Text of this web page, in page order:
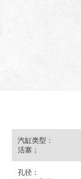
汽缸类型：
活塞；
孔径：